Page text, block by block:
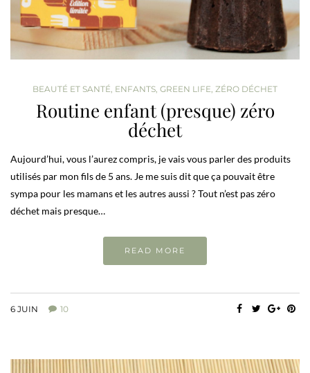
BEAUTÉ ET SANTÉ ENFANTS GREEN LIFE ZÉRO DÉCHET
Routine enfant (presque) zéro
déchet
Aujourd’hui, vous l’aurez compris, je vais vous parler des produits
utilisés par mon fils de 5 ans. Je me suis dit que ça pouvait être
sympa pour les mamans et les autres aussi ? Tout n’est pas zéro
déchet mais presque…
READ MORE
6 JUIN 10